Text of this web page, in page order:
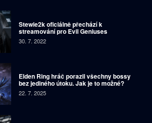
Stewie2k oficiálně přechází k
streamování pro Evil Geniuses
30. 7. 2022
Elden Ring hráč porazil všechny bossy
bez jediného útoku. Jak je to možné?
22. 7. 2025